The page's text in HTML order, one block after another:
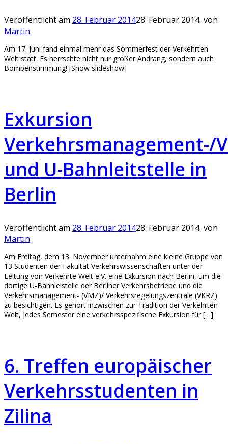
Veröffentlicht am 28. Februar 201428. Februar 2014 von
Martin
Am 17. Juni fand einmal mehr das Sommerfest der Verkehrten
Welt statt. Es herrschte nicht nur großer Andrang, sondern auch
Bombenstimmung! [Show slideshow]
Exkursion
Verkehrsmanagement-/
und U-Bahnleitstelle in
Berlin
Veröffentlicht am 28. Februar 201428. Februar 2014 von
Martin
Am Freitag, dem 13. November unternahm eine kleine Gruppe von
13 Studenten der Fakultät Verkehrswissenschaften unter der
Leitung von Verkehrte Welt e.V. eine Exkursion nach Berlin, um die
dortige U-Bahnleistelle der Berliner Verkehrsbetriebe und die
Verkehrsmanagement- (VMZ)/ Verkehrsregelungszentrale (VKRZ)
zu besichtigen. Es gehört inzwischen zur Tradition der Verkehrten
Welt, jedes Semester eine verkehrsspezifische Exkursion für […]
6. Treffen europäischer
Verkehrsstudenten in
Zilina